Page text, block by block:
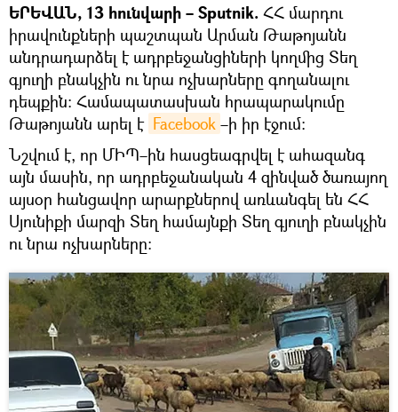
ԵՐԵՎԱՆ, 13 հունվարի – Sputnik. ՀՀ մարդու
իրավունքների պաշտպան Արման Թաթոյանն
անդրադարձել է ադրբեջանցիների կողմից Տեղ
գյուղի բնակչին ու նրա ոչխարները գողանալու
դեպքին։ Համապատասխան հրապարակումը
Թաթոյանն արել է Facebook –ի իր էջում։
Նշվում է, որ ՄԻՊ–ին հասցեագրվել է ահազանգ
այն մասին, որ ադրբեջանական 4 զինված ծառայող
այսօր հանցավոր արարքներով առևանգել են ՀՀ
Սյունիքի մարզի Տեղ համայնքի Տեղ գյուղի բնակչին
ու նրա ոչխարները։